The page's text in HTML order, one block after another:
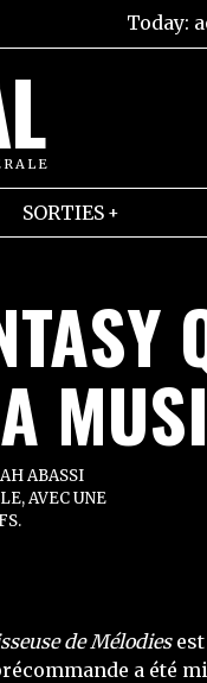
Today:
SORTIES
ABASSI
AVEC UNE
de Mélodiesest
a été